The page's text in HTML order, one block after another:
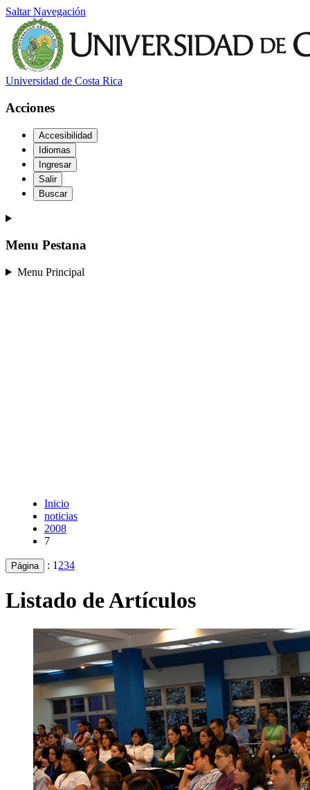
Saltar Navegación
Universidad de Costa Rica
Acciones
Accesibilidad
Idiomas
Ingresar
Salir
Buscar
Menu Pestana
Menu Principal
Inicio
noticias
2008
7
Página : 1 234
Listado de Artículos